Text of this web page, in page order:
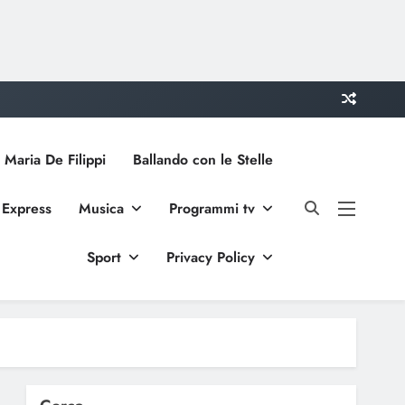
De Filippi Ballando con le Stelle
Musica Programmi tv
Sport Privacy Policy